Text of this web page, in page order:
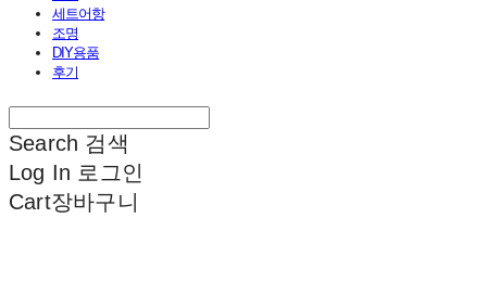
세트어항
조명
DIY용품
후기
Search 검색
Log In 로그인
Cart장바구니